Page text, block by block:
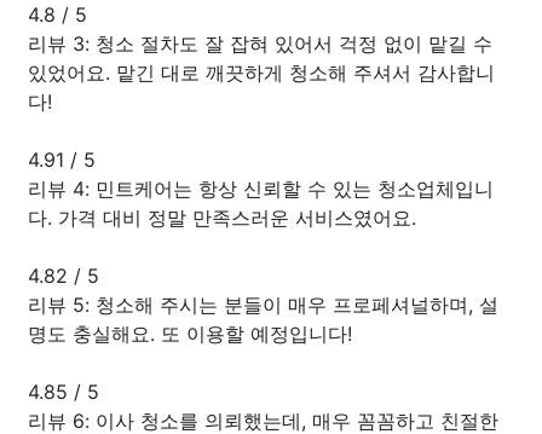
4.8 / 5
리뷰 3: 청소 절차도 잘 잡혀 있어서 걱정 없이 맡길 수
있었어요. 맡긴 대로 깨끗하게 청소해 주셔서 감사합니
다!
4.91 / 5
리뷰 4: 민트케어는 항상 신뢰할 수 있는 청소업체입니
다. 가격 대비 정말 만족스러운 서비스였어요.
4.82 / 5
리뷰 5: 청소해 주시는 분들이 매우 프로페셔널하며, 설
명도 충실해요. 또 이용할 예정입니다!
4.85 / 5
리뷰 6: 이사 청소를 의뢰했는데, 매우 꼼꼼하고 친절한